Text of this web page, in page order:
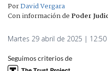
PorDavid Vergara
Con información dePoder
Martes 29 abril de 2025 | 12:50
Seguimos criterios de